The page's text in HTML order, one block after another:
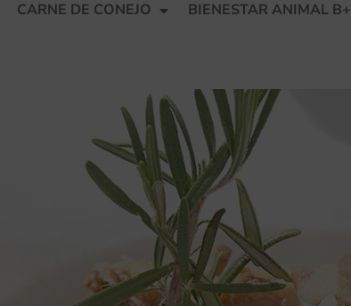
CARNE DE CONEJO BIENESTAR ANIMAL B+